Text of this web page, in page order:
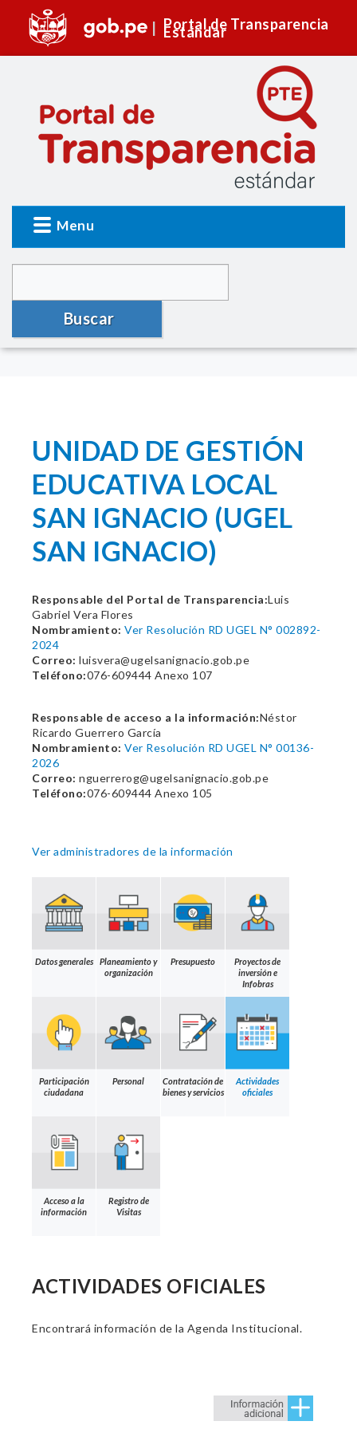
Portal de Transparencia
Estándar
Menu
Buscar
UNIDAD DE GESTIÓN
EDUCATIVA LOCAL
SAN IGNACIO (UGEL
SAN IGNACIO)
Responsable del Portal de Transparencia:Luis
Gabriel Vera Flores
Nombramiento: Ver Resolución RD UGEL N° 002892-
2024
Correo: luisvera@ugelsanignacio.gob.pe
Teléfono:076-609444 Anexo 107
Responsable de acceso a la información:Néstor
Ricardo Guerrero García
Nombramiento: Ver Resolución RD UGEL N° 00136-
2026
Correo: nguerrerog@ugelsanignacio.gob.pe
Teléfono:076-609444 Anexo 105
Ver administradores de la información
Datos generales
Planeamiento y
organización
Presupuesto
Proyectos de
inversión e
Infobras
Participación
ciudadana
Personal
Contratación de
bienes y servicios
Actividades
oficiales
Acceso a la
información
Registro de
Visitas
ACTIVIDADES OFICIALES
Encontrará información de la Agenda Institucional.